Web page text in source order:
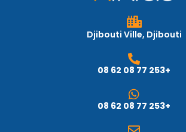
Djibouti Ville, Djibouti
+253 77 08 62 08
+253 77 08 62 08